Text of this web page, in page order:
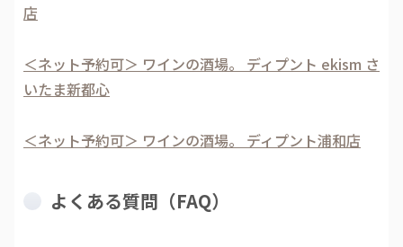
店
＜ネット予約可＞ ワインの酒場。 ディプント ekism さ
いたま新都心
＜ネット予約可＞ ワインの酒場。 ディプント浦和店
よくある質問（FAQ）